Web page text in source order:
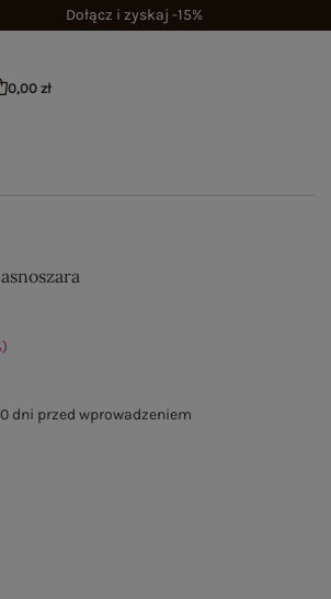
Dołącz i zyskaj -15%
0,00 zł
)
dni przed wprowadzeniem